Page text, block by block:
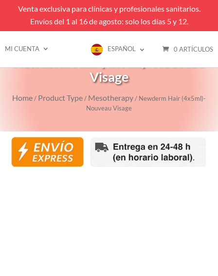
Venta exclusiva para clínicas y profesionales sanitarios.
Envíos del 1 al 16 de agosto: solo los días 5 y 12.
MI CUENTA ESPAÑOL 0 ARTÍCULOS
Newderm Hair (4x5ml)- Nouveau
Visage
Home/ Product Type/ Mesotherapy/ Newderm Hair (4x5ml)-
Nouveau Visage